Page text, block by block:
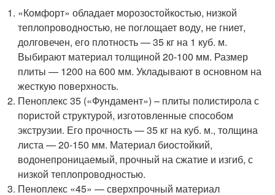
«Комфорт» обладает морозостойкостью, низкой
теплопроводностью, не поглощает воду, не гниет,
долговечен, его плотность — 35 кг на 1 куб. м.
Выбирают материал толщиной 20-100 мм. Размер
плиты — 1200 на 600 мм. Укладывают в основном на
жесткую поверхность.
Пеноплекс 35 («Фундамент») – плиты полистирола с
пористой структурой, изготовленные способом
экструзии. Его прочность — 35 кг на куб. м., толщина
листа — 20-150 мм. Материал биостойкий,
водонепроницаемый, прочный на сжатие и изгиб, с
низкой теплопроводностью.
Пеноплекс «45» — сверхпрочный материал